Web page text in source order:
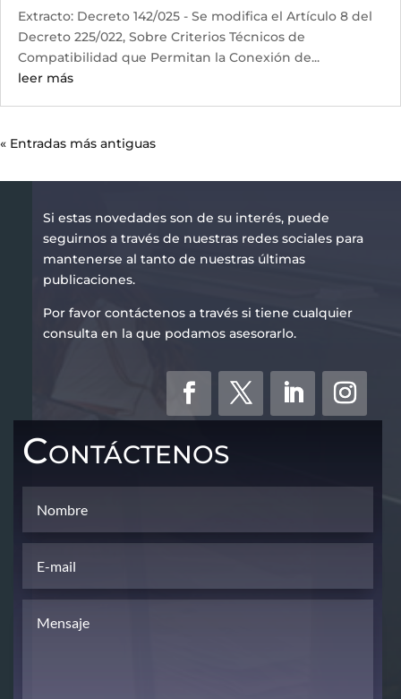
Extracto: Decreto 142/025 - Se modifica el Artículo 8 del
Decreto 225/022, Sobre Criterios Técnicos de
Compatibilidad que Permitan la Conexión de...
leer más
« Entradas más antiguas
Si estas novedades son de su interés, puede
seguirnos a través de nuestras redes sociales para
mantenerse al tanto de nuestras últimas
publicaciones.
Por favor contáctenos a través si tiene cualquier
consulta en la que podamos asesorarlo.
Contáctenos